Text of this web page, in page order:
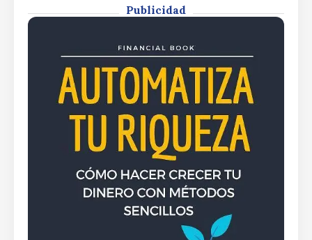
ByRafael Martín F. Publicidad